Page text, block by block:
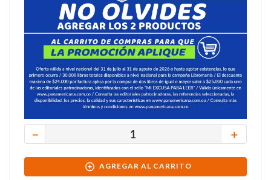
＋
－
AGREGAR AL CARRITO